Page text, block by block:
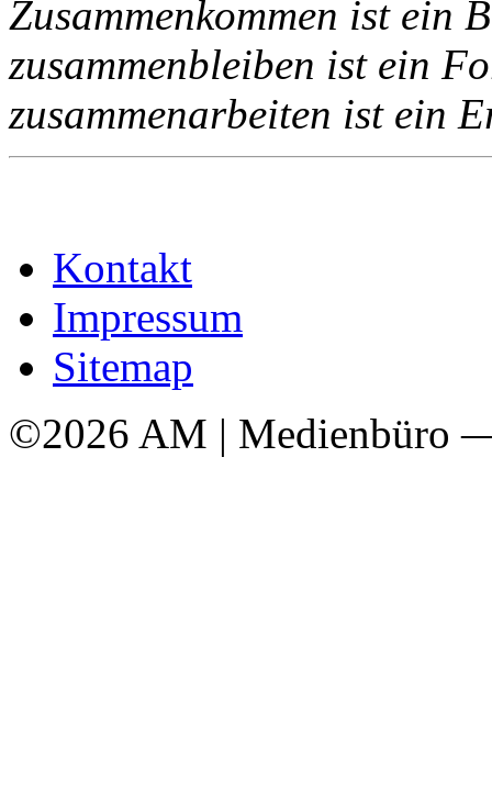
Zusammenkommen ist ein
zusammenbleiben ist ein
zusammenarbeiten ist ein
Kontakt
Impressum
Sitemap
©2026 AM | Medienbüro